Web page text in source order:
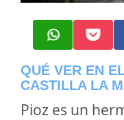
QUÉ VER EN
CASTILLA LA
Pioz es un